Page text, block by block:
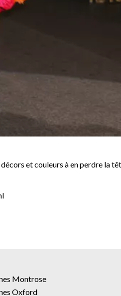
et couleurs à en perdre la
Montrose
Oxford